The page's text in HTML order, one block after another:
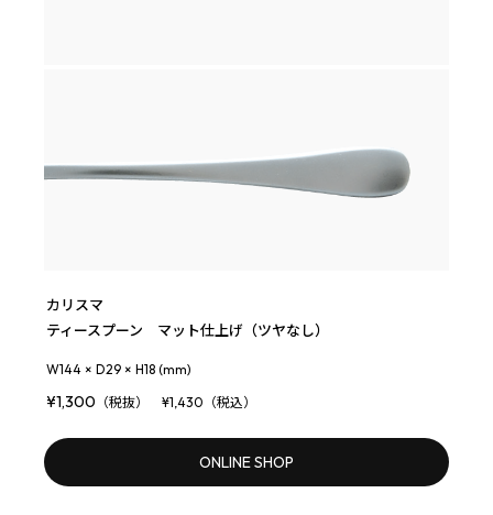
カリスマ
ティースプーン マット仕上げ（ツヤなし）
W144 × D29 × H18 (mm)
¥1,300 （税抜） ¥1,430（税込）
ONLINE SHOP